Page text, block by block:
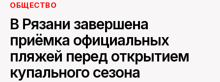
ОБЩЕСТВО
В Рязани завершена
приёмка официальных
пляжей перед открытием
купального сезона